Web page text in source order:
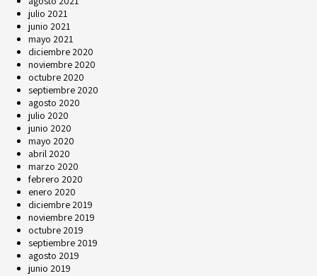
julio 2021
junio 2021
mayo 2021
diciembre 2020
noviembre 2020
octubre 2020
septiembre 2020
agosto 2020
julio 2020
junio 2020
mayo 2020
abril 2020
marzo 2020
febrero 2020
enero 2020
diciembre 2019
noviembre 2019
octubre 2019
septiembre 2019
agosto 2019
junio 2019